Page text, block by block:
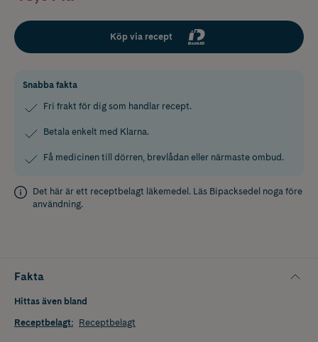
Köp via recept
Snabba fakta
Fri frakt för dig som handlar recept.
Betala enkelt med Klarna.
Få medicinen till dörren, brevlådan eller närmaste ombud.
Det här är ett receptbelagt läkemedel. Läs Bipacksedel noga före
användning.
Fakta
Hittas även bland
Receptbelagt: Receptbelagt